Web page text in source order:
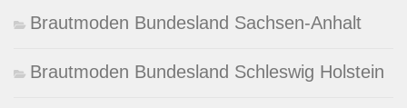
Brautmoden Bundesland Sachsen-Anhalt
Brautmoden Bundesland Schleswig Holstein